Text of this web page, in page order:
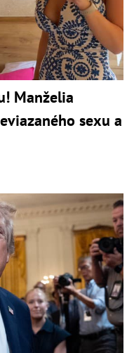
Manželia
sexu a